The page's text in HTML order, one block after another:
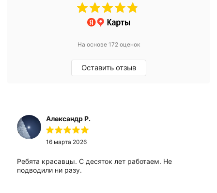
На основе 172 оценок
Оставить отзыв
Александр Р.
16 марта 2026
Ребята красавцы. С десяток лет работаем. Не
подводили ни разу.